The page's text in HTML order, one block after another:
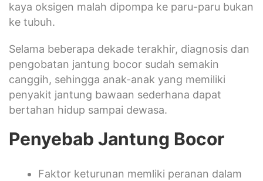
kaya oksigen malah dipompa ke paru-paru bukan
ke tubuh.
Selama beberapa dekade terakhir, diagnosis dan
pengobatan jantung bocor sudah semakin
canggih, sehingga anak-anak yang memiliki
penyakit jantung bawaan sederhana dapat
bertahan hidup sampai dewasa.
Penyebab Jantung Bocor
Faktor keturunan memliki peranan dalam